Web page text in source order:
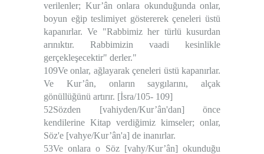
verilenler; Kur’ân onlara okunduğunda onlar,
boyun eğip teslimiyet göstererek çeneleri üstü
kapanırlar. Ve "Rabbimiz her türlü kusurdan
arınıktır. Rabbimizin vaadi kesinlikle
gerçekleşecektir" derler."
109Ve onlar, ağlayarak çeneleri üstü kapanırlar.
Ve Kur’ân, onların saygılarını, alçak
gönüllüğünü artırır. [İsra/105- 109]
52Sözden [vahiyden/Kur’ân'dan] önce
kendilerine Kitap verdiğimiz kimseler; onlar,
Söz'e [vahye/Kur’ân'a] de inanırlar.
53Ve onlara o Söz [vahy/Kur’ân] okunduğu